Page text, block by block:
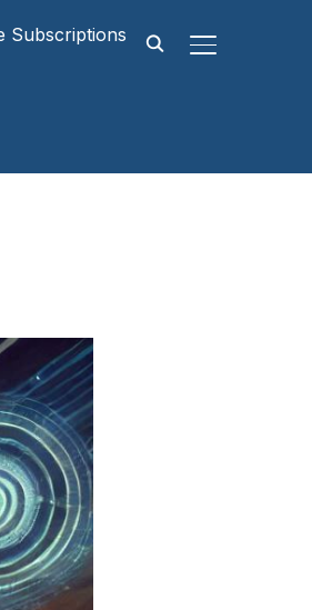
Subscriptions